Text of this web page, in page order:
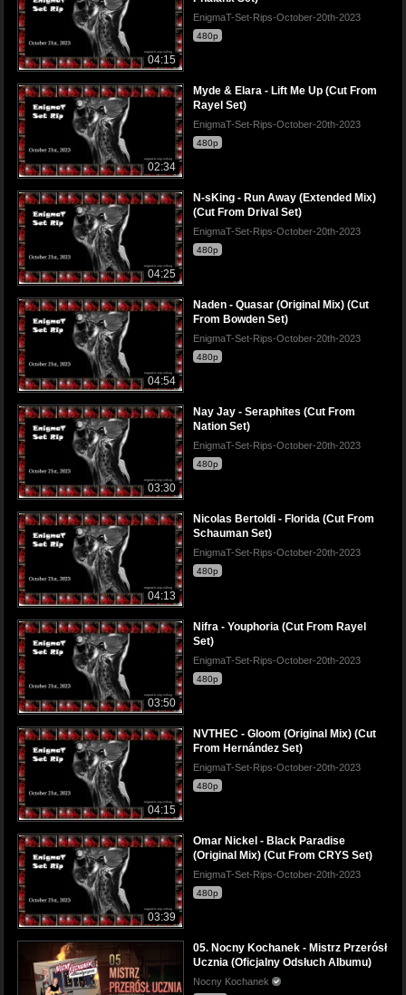
04:15
EnigmaT-Set-Rips-October-20th-2023
480p
02:34
Myde & Elara - Lift Me Up (Cut From
Rayel Set)
EnigmaT-Set-Rips-October-20th-2023
480p
04:25
N-sKing - Run Away (Extended Mix)
(Cut From Drival Set)
EnigmaT-Set-Rips-October-20th-2023
480p
04:54
Naden - Quasar (Original Mix) (Cut
From Bowden Set)
EnigmaT-Set-Rips-October-20th-2023
480p
03:30
Nay Jay - Seraphites (Cut From
Nation Set)
EnigmaT-Set-Rips-October-20th-2023
480p
04:13
Nicolas Bertoldi - Florida (Cut From
Schauman Set)
EnigmaT-Set-Rips-October-20th-2023
480p
03:50
Nifra - Youphoria (Cut From Rayel
Set)
EnigmaT-Set-Rips-October-20th-2023
480p
04:15
NVTHEC - Gloom (Original Mix) (Cut
From Hernández Set)
EnigmaT-Set-Rips-October-20th-2023
480p
03:39
Omar Nickel - Black Paradise
(Original Mix) (Cut From CRYS Set)
EnigmaT-Set-Rips-October-20th-2023
480p
05. Nocny Kochanek - Mistrz Przerósł
Ucznia (Oficjalny Odsłuch Albumu)
Nocny Kochanek